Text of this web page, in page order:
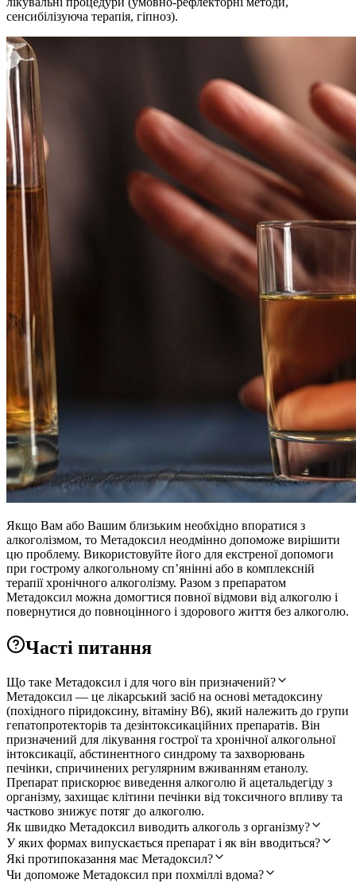
сенсибілізуюча терапія, гіпноз).
Якщо Вам або Вашим близьким необхідно впоратися з
алкоголізмом, то Метадоксил неодмінно допоможе вирішити
цю проблему. Використовуйте його для екстреної допомоги
при гострому алкогольному сп’янінні або в комплексній
терапії хронічного алкоголізму. Разом з препаратом
Метадоксил можна домогтися повної відмови від алкоголю і
повернутися до повноцінного і здорового життя без алкоголю.
Часті питання
Що таке Метадоксил і для чого він призначений?
Метадоксил — це лікарський засіб на основі метадоксину
(похідного піридоксину, вітаміну B6), який належить до групи
гепатопротекторів та дезінтоксикаційних препаратів. Він
призначений для лікування гострої та хронічної алкогольної
інтоксикації, абстинентного синдрому та захворювань
печінки, спричинених регулярним вживанням етанолу.
Препарат прискорює виведення алкоголю й ацетальдегіду з
організму, захищає клітини печінки від токсичного впливу та
частково знижує потяг до алкоголю.
Як швидко Метадоксил виводить алкоголь з організму?
У яких формах випускається препарат і як він вводиться?
Які протипоказання має Метадоксил?
Чи допоможе Метадоксил при похміллі вдома?